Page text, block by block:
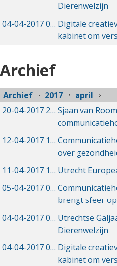
Dierenwelzijn
04-04-201704-04-2017 10:28
Digitale
kabinet om
Archief
Archief 2017
april
20-04-2017 20-04-2017 08:51
Sjaan van
12-04-2017 12-04-2017 23:19
over
11-04-2017 11-04-2017 19:49
Utrecht
05-04-201705-04-2017 23:30
brengt sfeer
04-04-201704-04-2017 12:18
Utrechtse
Dierenwelzijn
04-04-201704-04-2017 10:28
Digitale
kabinet om